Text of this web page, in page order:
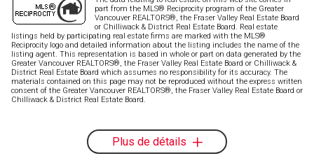
part from the MLS® Reciprocity program of the Greater
Vancouver REALTORS®, the Fraser Valley Real Estate Board
or Chilliwack & District Real Estate Board. Real estate
listings held by participating real estate firms are marked with the MLS®
Reciprocity logo and detailed information about the listing includes the name of the
listing agent. This representation is based in whole or part on data generated by the
Greater Vancouver REALTORS®, the Fraser Valley Real Estate Board or Chilliwack &
District Real Estate Board which assumes no responsibility for its accuracy. The
materials contained on this page may not be reproduced without the express written
consent of the Greater Vancouver REALTORS®, the Fraser Valley Real Estate Board or
Chilliwack & District Real Estate Board.
Plus de détails